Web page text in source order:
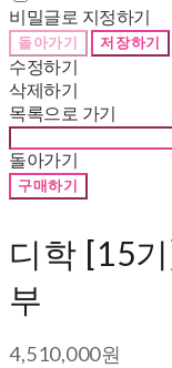
비밀글로 지정하기
돌아가기 저장하기
수정하기
삭제하기
목록으로 가기
돌아가기
구매하기
디학 [15
부
4,510,000원